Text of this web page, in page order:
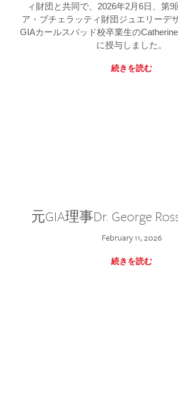
ィ財団と共同で、2026年2月6日、第9
ア・ブチェラッティ財団ジュエリーデ
GIAカールスバッド校卒業生のCatherine
に授与しました。
続きを読む
元GIA理事Dr. George
February 11, 2026
続きを読む